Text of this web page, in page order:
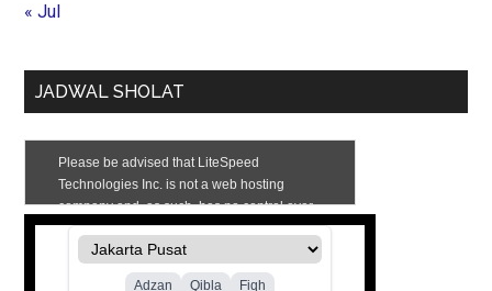
« Jul
JADWAL SHOLAT